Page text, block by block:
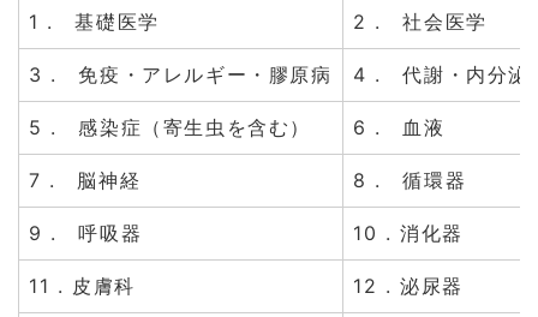
1 . 基礎医学 2 . 社会医学
3 . 免疫・アレルギー・膠原病 4 . 代謝・内分泌
5 . 感染症（寄生虫を含む） 6 . 血液
7 . 脳神経 8 . 循環器
9 . 呼吸器 10 . 消化器
11 . 皮膚科 12 . 泌尿器